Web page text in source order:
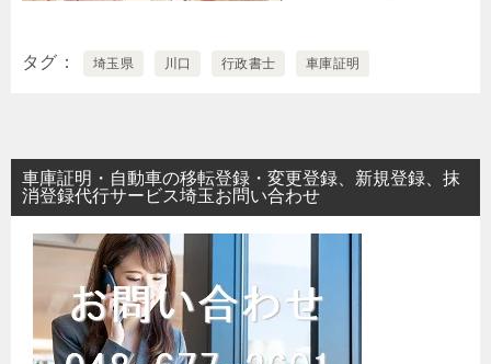
タグ 埼玉県 川口 行政書士 車庫証明
車庫証明・自動車の移転登録・変更登録、新規登録、抹
消登録代行サービス埼玉お問い合わせ